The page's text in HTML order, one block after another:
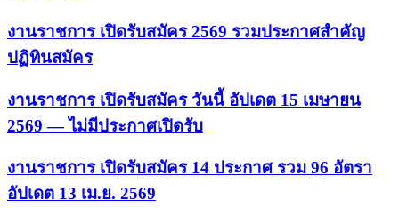
งานราชการ เปิดรับสมัคร 2569 รวมประกาศสำคัญ
ปฏิทินสมัคร
งานราชการ เปิดรับสมัคร วันนี้ อัปเดต 15 เมษายน
2569 — ไม่มีประกาศเปิดรับ
งานราชการ เปิดรับสมัคร 14 ประกาศ รวม 96 อัตรา
อัปเดต 13 เม.ย. 2569